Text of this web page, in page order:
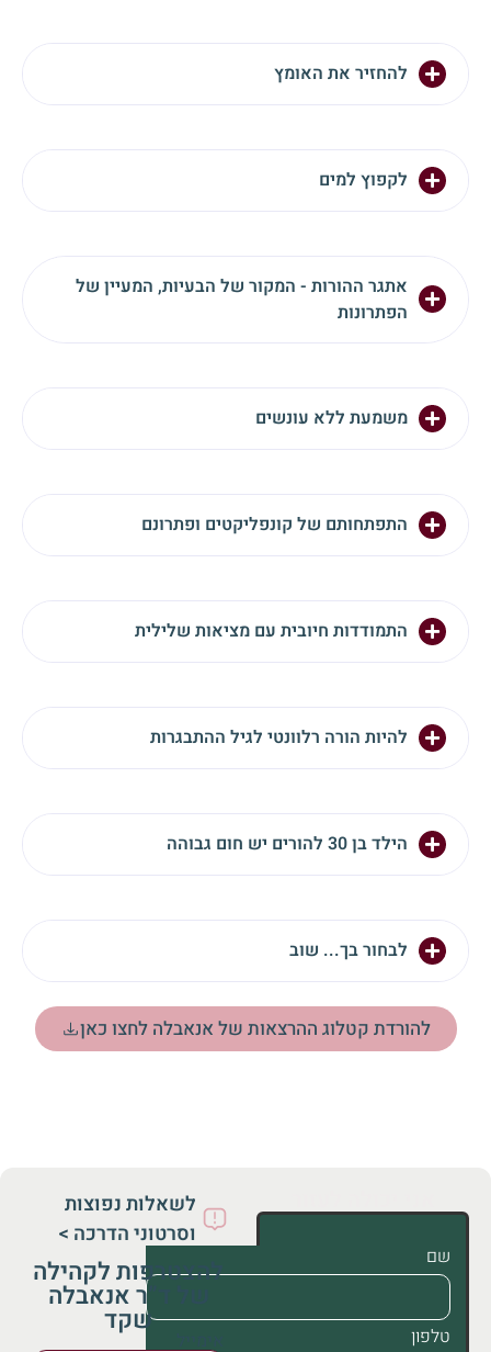
להחזיר את האומץ
לקפוץ למים
אתגר ההורות - המקור של הבעיות, המעיין של
הפתרונות
משמעת ללא עונשים
התפתחותם של קונפליקטים ופתרונם
התמודדות חיובית עם מציאות שלילית
להיות הורה רלוונטי לגיל ההתבגרות
הילד בן 30 להורים יש חום גבוהה
לבחור בך... שוב
להורדת קטלוג ההרצאות של אנאבלה לחצו כאן
שם
טלפון
לשאלות נפוצות
וסרטוני הדרכה >
להצטרפות לקהילה
של ד”ר אנאבלה
שקד